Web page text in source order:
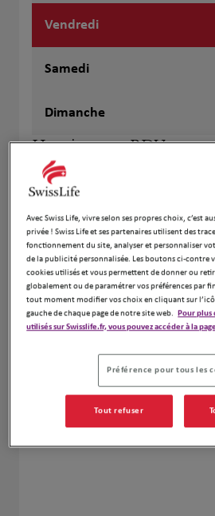
Vendredi
Samedi
Dimanche
Horaires sur RDV
Avec Swiss Life, vivre selon ses propres choix, c’est
privée ! Swiss Life et ses partenaires utilisent des
fonctionnement du site, analyser et personnaliser
de la publicité personnalisée. Les boutons ci-contre
cookies utilisés et vous permettent de donner ou
globalement ou de paramétrer vos préférences par
tout moment modifier vos choix en cliquant sur
gauche de chaque page de notre site web. Pour plus
utilisés sur Swisslife.fr, vous pouvez accéder à la
Préférence pour tous les
Tout refuser